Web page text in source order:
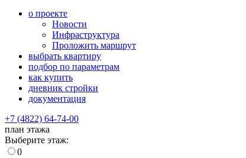
о проекте
Новости
Инфраструктура
Проложить маршрут
выбрать квартиру
подбор по параметрам
как купить
дневник стройки
документация
+7 (4822) 64-74-00
план этажа
Выберите этаж:
0